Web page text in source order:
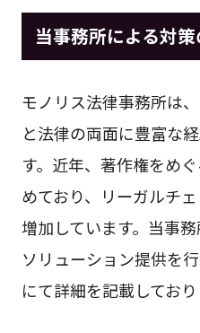
当事務所による対
モノリス法律事務所は
と法律の両面に豊富な
す。近年、著作権をめ
めており、リーガルチ
増加しています。当事
ソリューション提供を
にて詳細を記載しており